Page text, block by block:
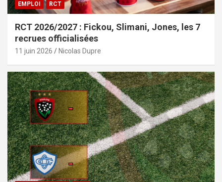
EMPLOI RCT
RCT 2026/2027 : Fickou, Slimani, Jones, les 7
recrues officialisées
11 juin 2026 Nicolas Dupre